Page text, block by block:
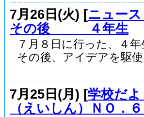
7月26日(火) [ニュー
その後 ４年生
７月８日に行った、４
その後、アイデアを駆
7月25日(月) [学校だ
（えいしん）ＮＯ．